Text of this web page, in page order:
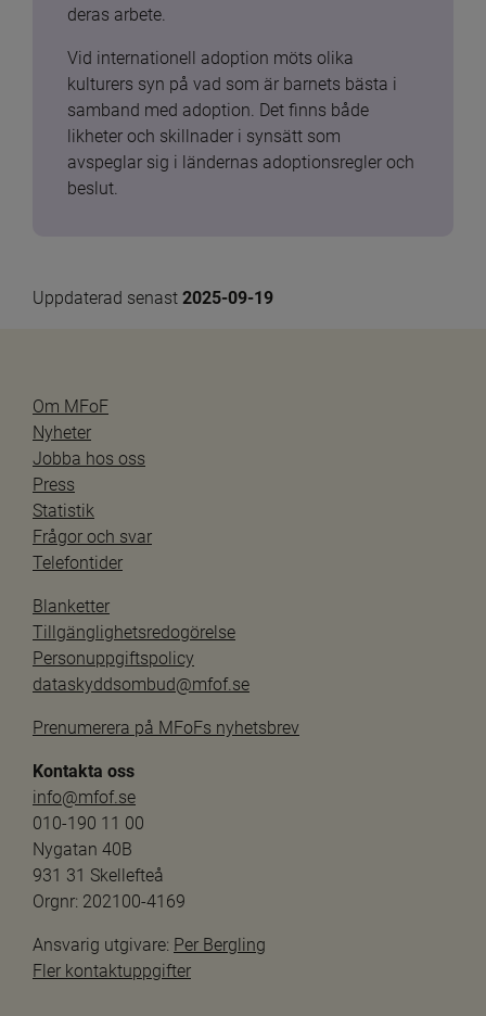
deras arbete.
Vid internationell adoption möts olika
kulturers syn på vad som är barnets bästa i
samband med adoption. Det finns både
likheter och skillnader i synsätt som
avspeglar sig i ländernas adoptionsregler och
beslut.
Uppdaterad senast 2025-09-19
Om MFoF
Nyheter
Jobba hos oss
Press
Statistik
Frågor och svar
Telefontider
Blanketter
Tillgänglighetsredogörelse
Personuppgiftspolicy
dataskyddsombud@mfof.se
Prenumerera på MFoFs nyhetsbrev
Kontakta oss
info@mfof.se
010-190 11 00
Nygatan 40B
931 31 Skellefteå
Orgnr: 202100-4169
Ansvarig utgivare: Per Bergling
Fler kontaktuppgifter